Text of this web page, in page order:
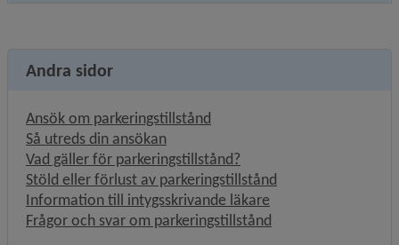
Andra sidor
Ansök om parkeringstillstånd
Så utreds din ansökan
Vad gäller för parkeringstillstånd?
Stöld eller förlust av parkeringstillstånd
Information till intygsskrivande läkare
Frågor och svar om parkeringstillstånd